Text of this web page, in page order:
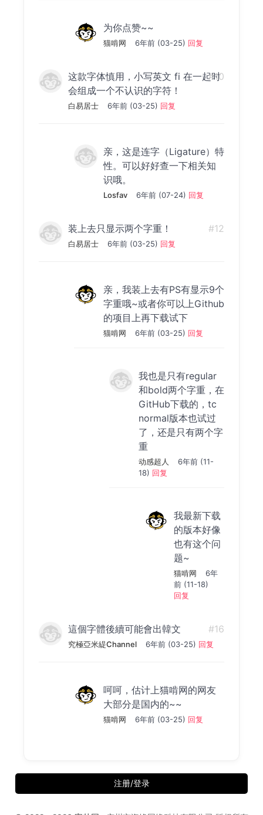
注册/登录
为你点赞~~
猫啃网 6年前 (03-25) 回复
这款字体慎用，小写英文 fi 在一起时
会组成一个不认识的字符！
白易居士 6年前 (03-25) 回复
#10
亲，这是连字（Ligature）特
性。可以好好查一下相关知
识哦。
Losfav 6年前 (07-24) 回复
装上去只显示两个字重！
白易居士 6年前 (03-25) 回复
#12
亲，我装上去有PS有显示9个
字重哦~或者你可以上Github
的项目上再下载试下
猫啃网 6年前 (03-25) 回复
我也是只有regular
和bold两个字重，在
GitHub下载的，tc
normal版本也试过
了，还是只有两个字
重
动感超人
6年前 (11-
18) 回复
我最新下载
的版本好像
也有这个问
题~
猫啃网
6年
前 (11-18)
回复
這個字體後續可能會出韓文
究極亞米緹Channel 6年前 (03-25) 回复
#16
呵呵，估计上猫啃网的网友
大部分是国内的~~
猫啃网 6年前 (03-25) 回复